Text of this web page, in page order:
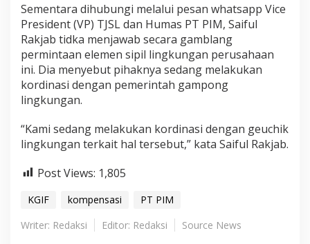
Sementara dihubungi melalui pesan whatsapp Vice
President (VP) TJSL dan Humas PT PIM, Saiful
Rakjab tidka menjawab secara gamblang
permintaan elemen sipil lingkungan perusahaan
ini. Dia menyebut pihaknya sedang melakukan
kordinasi dengan pemerintah gampong
lingkungan.
“Kami sedang melakukan kordinasi dengan geuchik
lingkungan terkait hal tersebut,” kata Saiful Rakjab.
Post Views: 1,805
KGIF kompensasi
PT PIM
Writer: Redaksi
Editor: Redaksi Source News